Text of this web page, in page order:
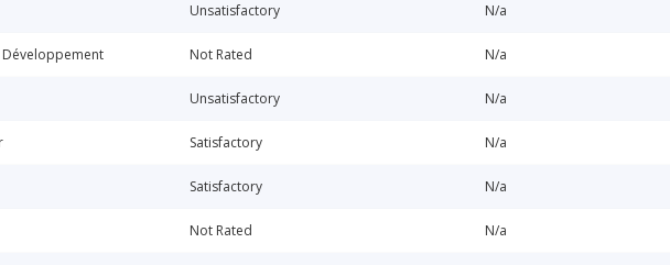
Unsatisfactory N/a
Développement Not Rated N/a
Unsatisfactory N/a
Satisfactory N/a
Satisfactory N/a
Not Rated N/a